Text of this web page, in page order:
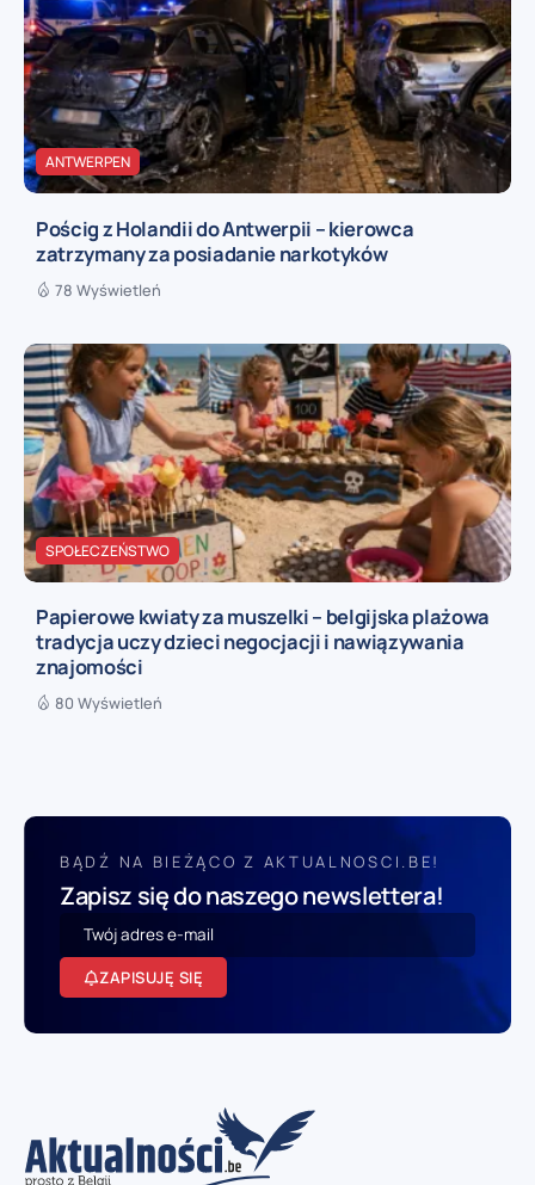
ANTWERPEN
Pościg z Holandii do Antwerpii – kierowca
zatrzymany za posiadanie narkotyków
78 Wyświetleń
SPOŁECZEŃSTWO
Papierowe kwiaty za muszelki – belgijska plażowa
tradycja uczy dzieci negocjacji i nawiązywania
znajomości
80 Wyświetleń
BĄDŹ NA BIEŻĄCO Z AKTUALNOSCI.BE!
Zapisz się do naszego newslettera!
ZAPISUJĘ SIĘ